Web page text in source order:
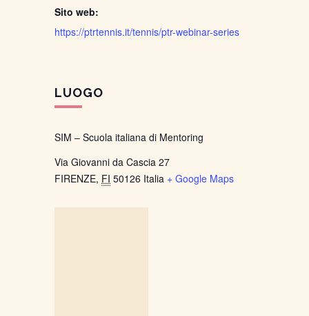
Sito web:
https://ptrtennis.it/tennis/ptr-webinar-series
LUOGO
SIM – Scuola italiana di Mentoring
Via Giovanni da Cascia 27
FIRENZE, FI 50126 Italia + Google Maps